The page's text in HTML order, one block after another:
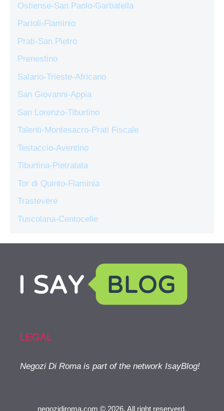
Ostiense-San Paolo-Garbatella
Parioli-Flaminio
Prati-San Pietro
Prenestino
Salario-Trieste-Africano
San Giovanni-Appia
San Lorenzo-Tiburtino
Talenti-Montesacro-Prati Fiscale
Testaccio-Aventino
Tiburtina-Pietralata
Tor di Quinto-Flaminia
Trastevere
Tuscolana-Centocelle
LEGAL
Negozi Di Roma is part of the network IsayBlog!
negozidiroma.com © 2026. All right reserverd.